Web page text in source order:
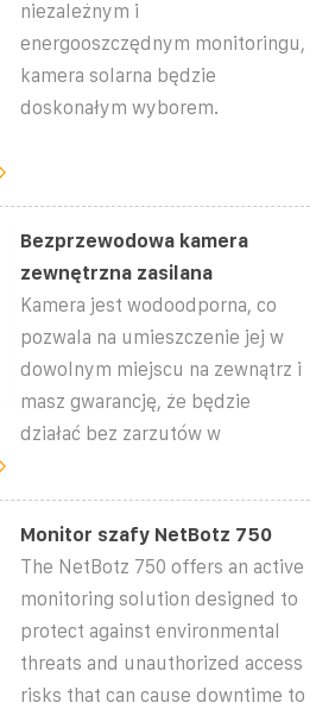
niezależnym i
energooszczędnym monitoringu,
kamera solarna będzie
doskonałym wyborem.
Bezprzewodowa kamera
zewnętrzna zasilana
Kamera jest wodoodporna, co
pozwala na umieszczenie jej w
dowolnym miejscu na zewnątrz i
masz gwarancję, że będzie
działać bez zarzutów w
Monitor szafy NetBotz 750
The NetBotz 750 offers an active
monitoring solution designed to
protect against environmental
threats and unauthorized access
risks that can cause downtime to